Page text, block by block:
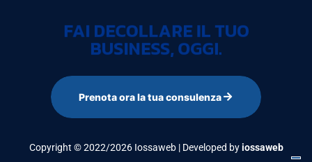
FAI DECOLLARE IL TUO
BUSINESS, OGGI.
Prenota ora la tua consulenza
Copyright © 2022/2026 Iossaweb | Developed byiossaweb